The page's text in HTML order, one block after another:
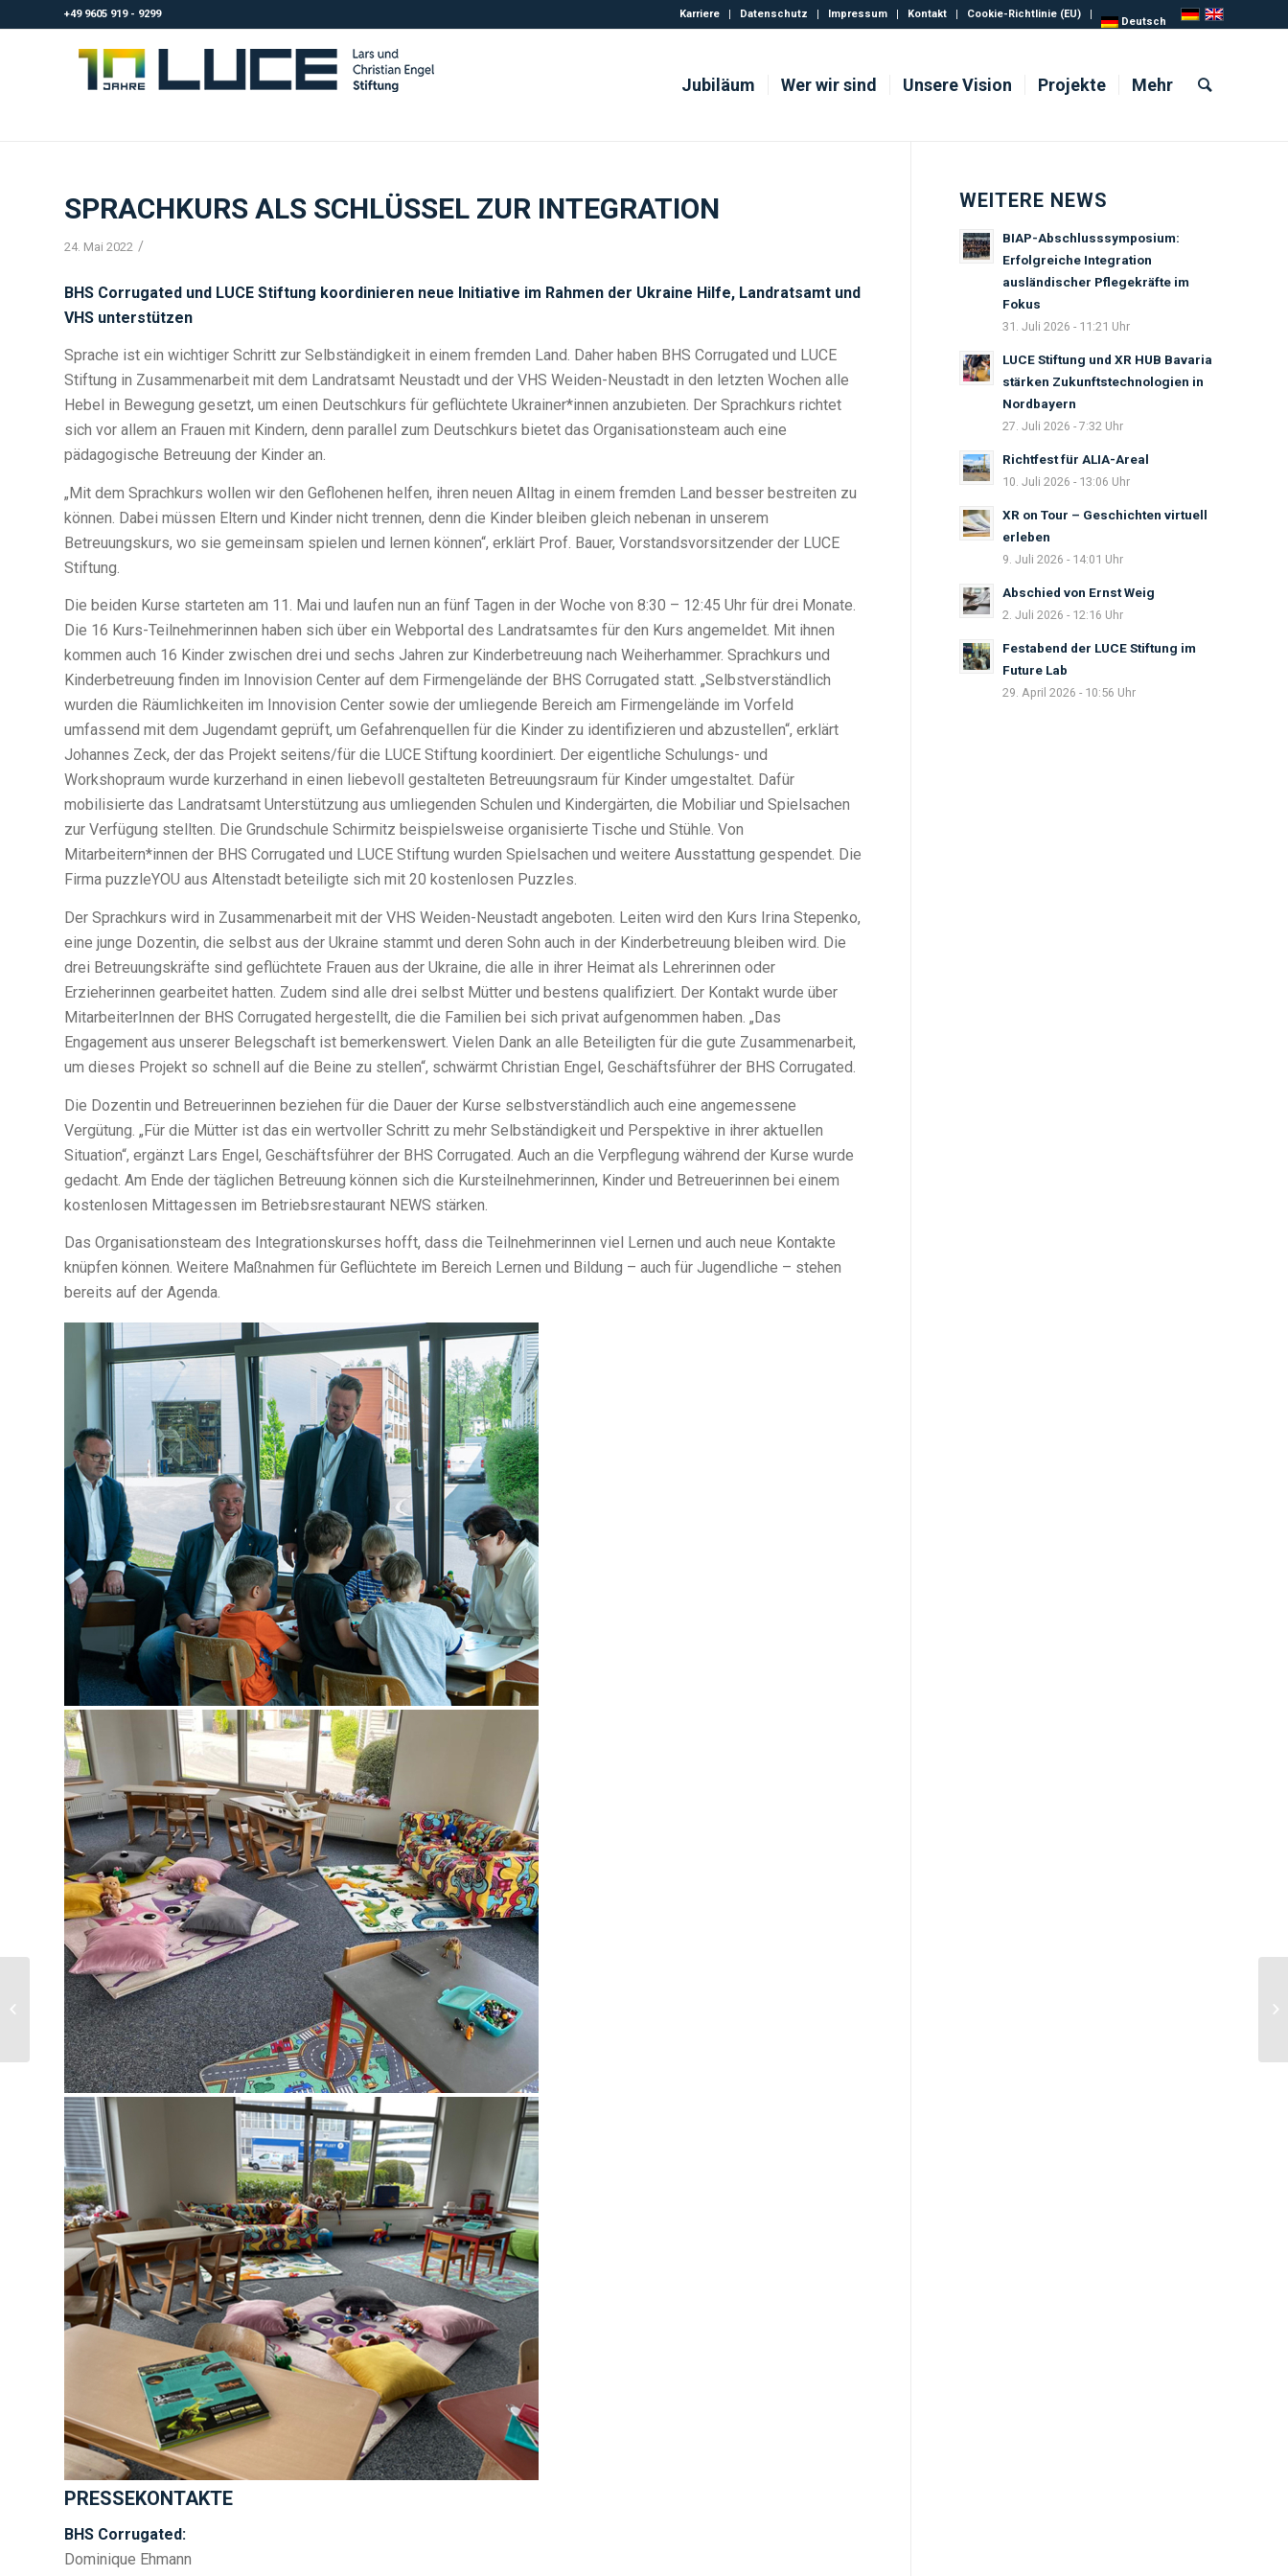
Karriere Datenschutz Impressum Kontakt Cookie-Richtlinie (EU)
Deutsch
+49 9605 919 - 9299
Jubiläum Wer wir sind Unsere Vision Projekte Mehr
SPRACHKURS ALS SCHLÜSSEL ZUR INTEGRATION
24. Mai 2022 /
BHS Corrugated und LUCE Stiftung koordinieren neue Initiative im Rahmen der Ukraine Hilfe, Landratsamt und
VHS unterstützen
Sprache ist ein wichtiger Schritt zur Selbständigkeit in einem fremden Land. Daher haben BHS Corrugated und LUCE
Stiftung in Zusammenarbeit mit dem Landratsamt Neustadt und der VHS Weiden-Neustadt in den letzten Wochen alle
Hebel in Bewegung gesetzt, um einen Deutschkurs für geflüchtete Ukrainer*innen anzubieten. Der Sprachkurs richtet
sich vor allem an Frauen mit Kindern, denn parallel zum Deutschkurs bietet das Organisationsteam auch eine
pädagogische Betreuung der Kinder an.
„Mit dem Sprachkurs wollen wir den Geflohenen helfen, ihren neuen Alltag in einem fremden Land besser bestreiten zu
können. Dabei müssen Eltern und Kinder nicht trennen, denn die Kinder bleiben gleich nebenan in unserem
Betreuungskurs, wo sie gemeinsam spielen und lernen können“, erklärt Prof. Bauer, Vorstandsvorsitzender der LUCE
Stiftung.
Die beiden Kurse starteten am 11. Mai und laufen nun an fünf Tagen in der Woche von 8:30 – 12:45 Uhr für drei Monate.
Die 16 Kurs-Teilnehmerinnen haben sich über ein Webportal des Landratsamtes für den Kurs angemeldet. Mit ihnen
kommen auch 16 Kinder zwischen drei und sechs Jahren zur Kinderbetreuung nach Weiherhammer. Sprachkurs und
Kinderbetreuung finden im Innovision Center auf dem Firmengelände der BHS Corrugated statt. „Selbstverständlich
wurden die Räumlichkeiten im Innovision Center sowie der umliegende Bereich am Firmengelände im Vorfeld
umfassend mit dem Jugendamt geprüft, um Gefahrenquellen für die Kinder zu identifizieren und abzustellen“, erklärt
Johannes Zeck, der das Projekt seitens/für die LUCE Stiftung koordiniert. Der eigentliche Schulungs- und
Workshopraum wurde kurzerhand in einen liebevoll gestalteten Betreuungsraum für Kinder umgestaltet. Dafür
mobilisierte das Landratsamt Unterstützung aus umliegenden Schulen und Kindergärten, die Mobiliar und Spielsachen
zur Verfügung stellten. Die Grundschule Schirmitz beispielsweise organisierte Tische und Stühle. Von
Mitarbeitern*innen der BHS Corrugated und LUCE Stiftung wurden Spielsachen und weitere Ausstattung gespendet. Die
Firma puzzleYOU aus Altenstadt beteiligte sich mit 20 kostenlosen Puzzles.
Der Sprachkurs wird in Zusammenarbeit mit der VHS Weiden-Neustadt angeboten. Leiten wird den Kurs Irina Stepenko,
eine junge Dozentin, die selbst aus der Ukraine stammt und deren Sohn auch in der Kinderbetreuung bleiben wird. Die
drei Betreuungskräfte sind geflüchtete Frauen aus der Ukraine, die alle in ihrer Heimat als Lehrerinnen oder
Erzieherinnen gearbeitet hatten. Zudem sind alle drei selbst Mütter und bestens qualifiziert. Der Kontakt wurde über
MitarbeiterInnen der BHS Corrugated hergestellt, die die Familien bei sich privat aufgenommen haben. „Das
Engagement aus unserer Belegschaft ist bemerkenswert. Vielen Dank an alle Beteiligten für die gute Zusammenarbeit,
um dieses Projekt so schnell auf die Beine zu stellen“, schwärmt Christian Engel, Geschäftsführer der BHS Corrugated.
Die Dozentin und Betreuerinnen beziehen für die Dauer der Kurse selbstverständlich auch eine angemessene
Vergütung. „Für die Mütter ist das ein wertvoller Schritt zu mehr Selbständigkeit und Perspektive in ihrer aktuellen
Situation“, ergänzt Lars Engel, Geschäftsführer der BHS Corrugated. Auch an die Verpflegung während der Kurse wurde
gedacht. Am Ende der täglichen Betreuung können sich die Kursteilnehmerinnen, Kinder und Betreuerinnen bei einem
kostenlosen Mittagessen im Betriebsrestaurant NEWS stärken.
Das Organisationsteam des Integrationskurses hofft, dass die Teilnehmerinnen viel Lernen und auch neue Kontakte
knüpfen können. Weitere Maßnahmen für Geflüchtete im Bereich Lernen und Bildung – auch für Jugendliche – stehen
bereits auf der Agenda.
PRESSEKONTAKTE
BHS Corrugated:
Dominique Ehmann
WEITERE NEWS
BIAP-Abschlusssymposium:
Erfolgreiche Integration
ausländischer Pflegekräfte im
Fokus
31. Juli 2026 - 11:21 Uhr
LUCE Stiftung und XR HUB Bavaria
stärken Zukunftstechnologien in
Nordbayern
27. Juli 2026 - 7:32 Uhr
Richtfest für ALIA-Areal
10. Juli 2026 - 13:06 Uhr
XR on Tour – Geschichten virtuell
erleben
9. Juli 2026 - 14:01 Uhr
Abschied von Ernst Weig
2. Juli 2026 - 12:16 Uhr
Festabend der LUCE Stiftung im
Future Lab
29. April 2026 - 10:56 Uhr
Mit Spannung erwartet:
Preisverleihung des
Innovationspreises